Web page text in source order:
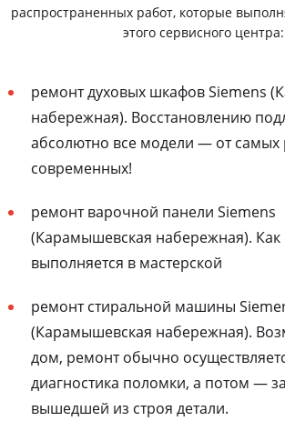
распространенных работ, которые
этого сервисного центра:
ремонт духовых шкафов Siemens
набережная). Восстановлению
абсолютно все модели — от самых
современных!
ремонт варочной панели Siemens
(Карамышевская набережная). Как
выполняется в мастерской
ремонт стиральной машины
(Карамышевская набережная).
дом, ремонт обычно
диагностика поломки, а потом —
вышедшей из строя детали.